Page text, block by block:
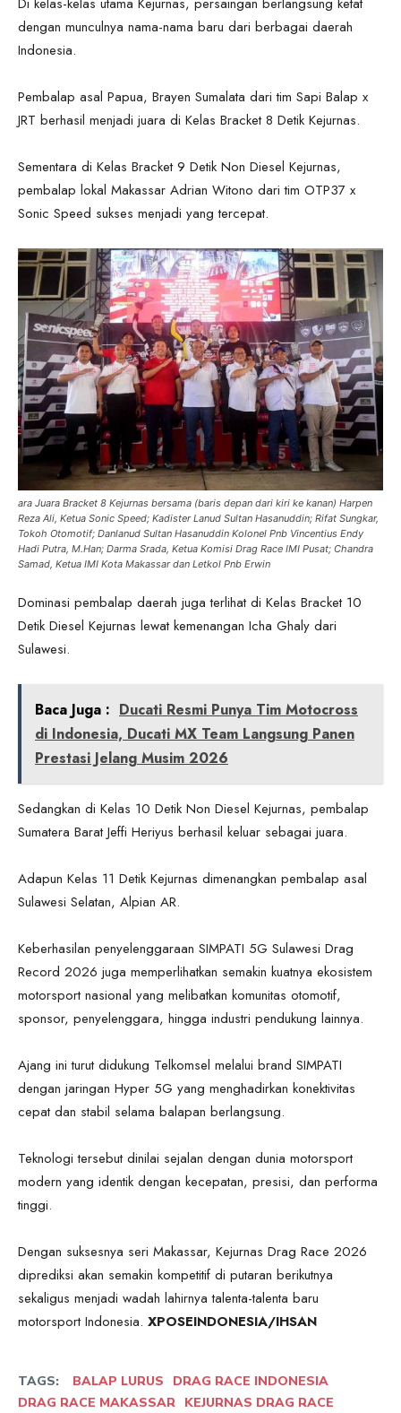
dengan munculnya nama-nama baru dari berbagai daerah
Indonesia.
Pembalap asal Papua, Brayen Sumalata dari tim Sapi Balap x
JRT berhasil menjadi juara di Kelas Bracket 8 Detik Kejurnas.
Sementara di Kelas Bracket 9 Detik Non Diesel Kejurnas,
pembalap lokal Makassar Adrian Witono dari tim OTP37 x
Sonic Speed sukses menjadi yang tercepat.
ara Juara Bracket 8 Kejurnas bersama (baris depan dari kiri ke kanan) Harpen
Reza Ali, Ketua Sonic Speed; Kadister Lanud Sultan Hasanuddin; Rifat Sungkar,
Tokoh Otomotif; Danlanud Sultan Hasanuddin Kolonel Pnb Vincentius Endy
Hadi Putra, M.Han; Darma Srada, Ketua Komisi Drag Race IMI Pusat; Chandra
Samad, Ketua IMI Kota Makassar dan Letkol Pnb Erwin
Dominasi pembalap daerah juga terlihat di Kelas Bracket 10
Detik Diesel Kejurnas lewat kemenangan Icha Ghaly dari
Sulawesi.
Baca Juga : Ducati Resmi Punya Tim Motocross
di Indonesia, Ducati MX Team Langsung Panen
Prestasi Jelang Musim 2026
Sedangkan di Kelas 10 Detik Non Diesel Kejurnas, pembalap
Sumatera Barat Jeffi Heriyus berhasil keluar sebagai juara.
Adapun Kelas 11 Detik Kejurnas dimenangkan pembalap asal
Sulawesi Selatan, Alpian AR.
Keberhasilan penyelenggaraan SIMPATI 5G Sulawesi Drag
Record 2026 juga memperlihatkan semakin kuatnya ekosistem
motorsport nasional yang melibatkan komunitas otomotif,
sponsor, penyelenggara, hingga industri pendukung lainnya.
Ajang ini turut didukung Telkomsel melalui brand SIMPATI
dengan jaringan Hyper 5G yang menghadirkan konektivitas
cepat dan stabil selama balapan berlangsung.
Teknologi tersebut dinilai sejalan dengan dunia motorsport
modern yang identik dengan kecepatan, presisi, dan performa
tinggi.
Dengan suksesnya seri Makassar, Kejurnas Drag Race 2026
diprediksi akan semakin kompetitif di putaran berikutnya
sekaligus menjadi wadah lahirnya talenta-talenta baru
motorsport Indonesia. XPOSEINDONESIA/IHSAN
TAGS: BALAP LURUS
DRAG RACE INDONESIA
DRAG RACE MAKASSAR KEJURNAS DRAG RACE